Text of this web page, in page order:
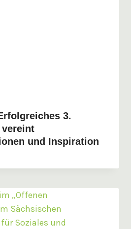
3.
vereint
und Inspiration